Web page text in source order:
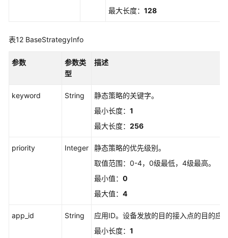
最大长度： 128
表12 BaseStrategyInfo
参数
参数类
型
描述
keyword String
静态策略的关键字。
最小长度： 1
最大长度： 256
priority Integer
静态策略的优先级别。
取值范围：0-4，0级最低，4级最高。
最小值： 0
最大值： 4
app_id String
应用ID。设备发放的目的接入点的目的应
最小长度： 1